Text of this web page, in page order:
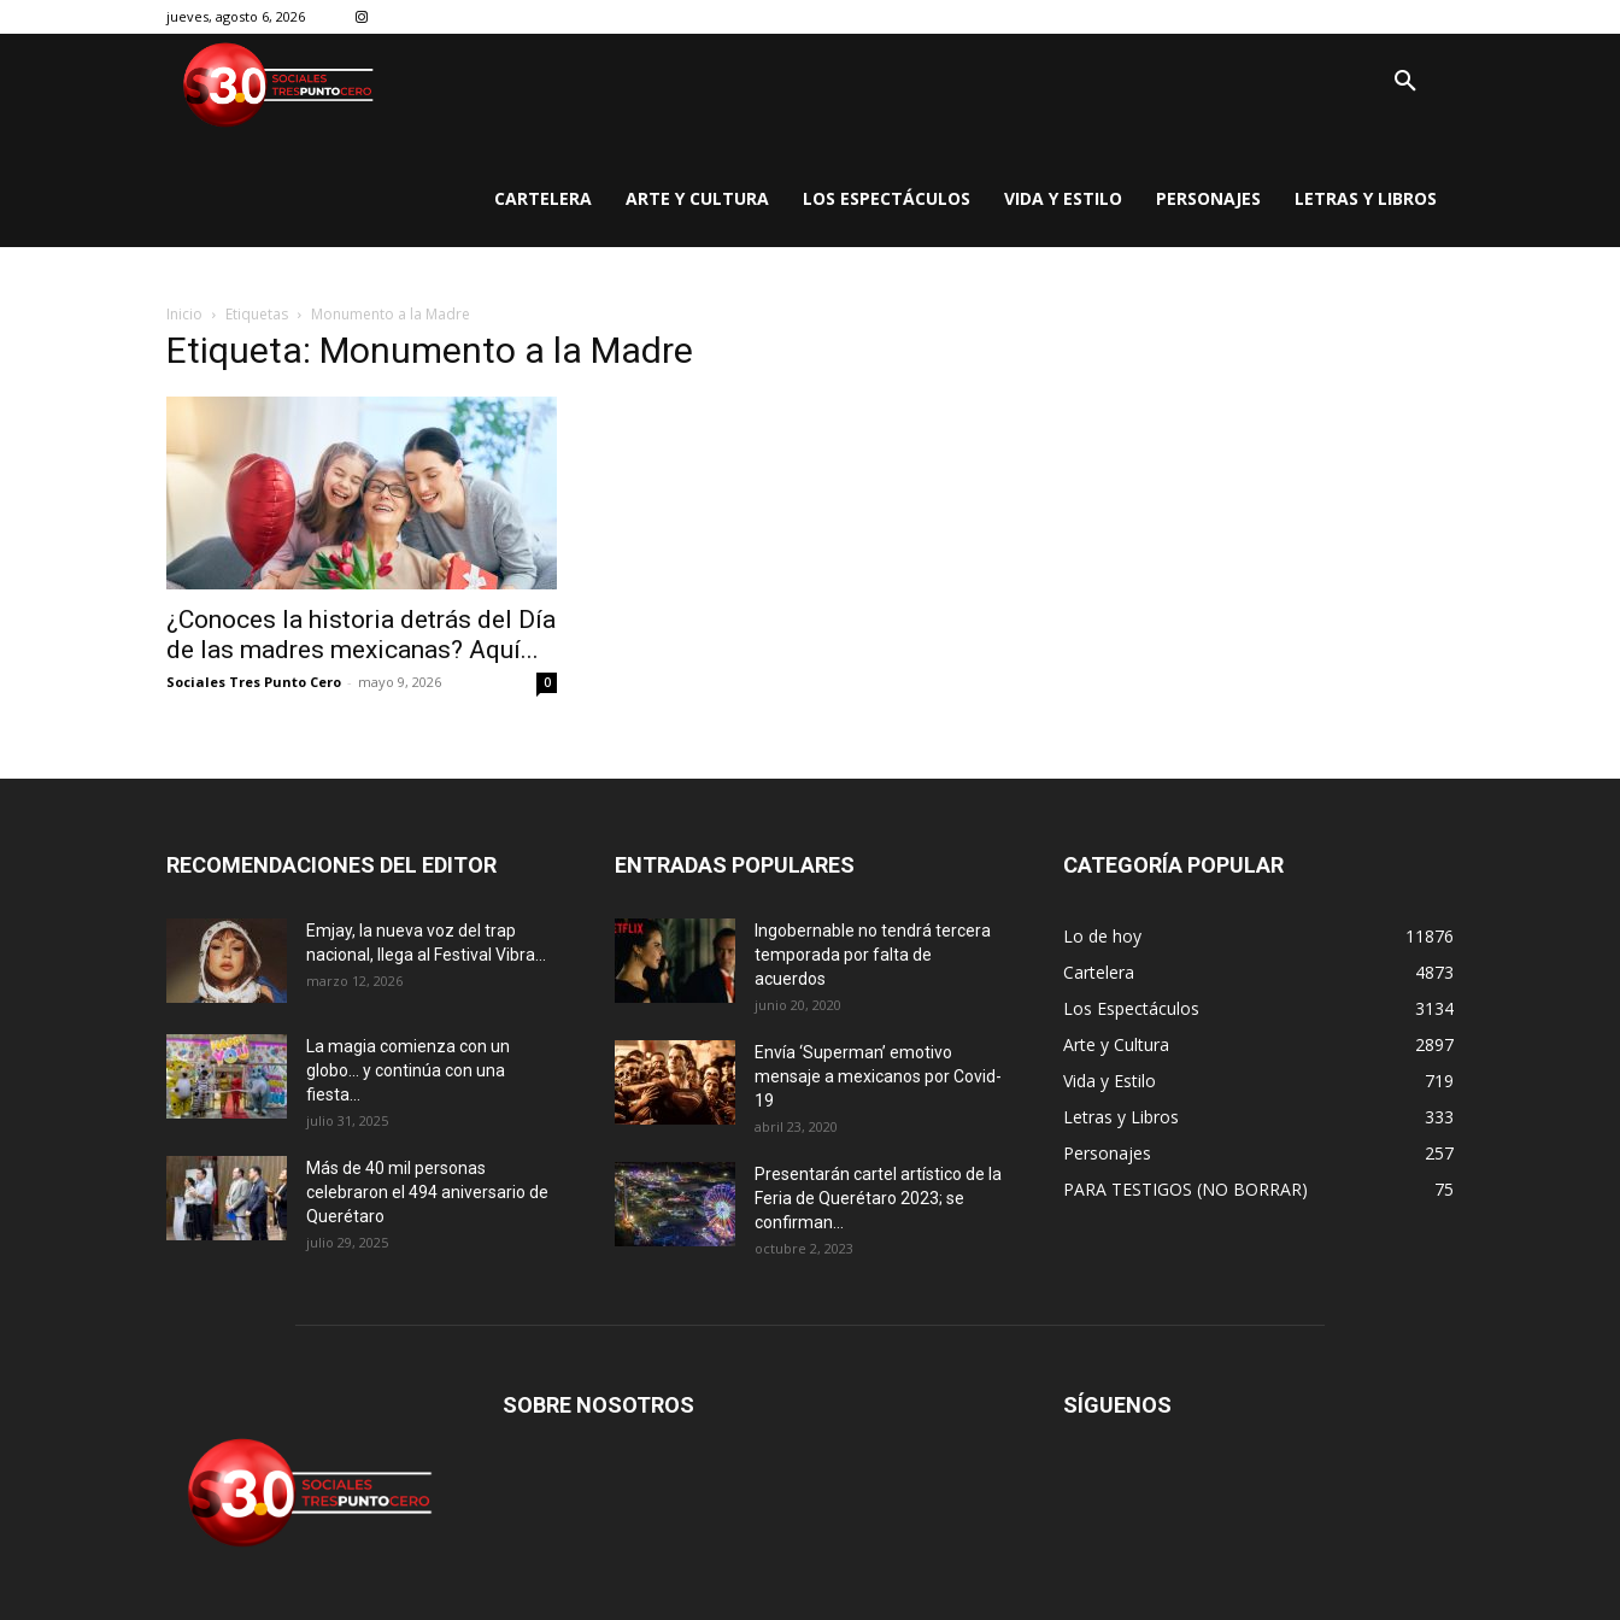
jueves, agosto 6, 2026
CARTELERA ARTE Y CULTURA LOS ESPECTÁCULOS VIDA Y ESTILO PERSONAJES LETRAS Y LIBROS
Inicio Etiquetas Monumento a la Madre
Etiqueta: Monumento a la Madre
¿Conoces la historia detrás del Día
de las madres mexicanas? Aquí...
Sociales Tres Punto Cero - mayo 9, 2026 0
RECOMENDACIONES DEL EDITOR
Emjay, la nueva voz del trap
nacional, llega al Festival Vibra...
marzo 12, 2026
La magia comienza con un
globo… y continúa con una
fiesta...
julio 31, 2025
Más de 40 mil personas
celebraron el 494 aniversario de
Querétaro
julio 29, 2025
ENTRADAS POPULARES
Ingobernable no tendrá tercera
temporada por falta de
acuerdos
junio 20, 2020
Envía ‘Superman’ emotivo
mensaje a mexicanos por Covid-
19
abril 23, 2020
Presentarán cartel artístico de la
Feria de Querétaro 2023; se
confirman...
octubre 2, 2023
CATEGORÍA POPULAR
Lo de hoy
11876
Cartelera
4873
Los Espectáculos
3134
Arte y Cultura
2897
Vida y Estilo
719
Letras y Libros
333
Personajes
257
PARA TESTIGOS (NO BORRAR)
75
SOBRE NOSOTROS SÍGUENOS